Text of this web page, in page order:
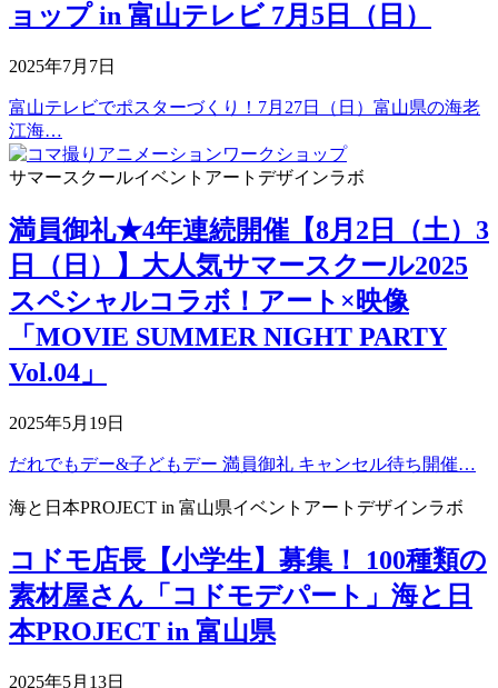
ョップ in 富山テレビ 7月5日（日）
2025年7月7日
富山テレビでポスターづくり！7月27日（日）富山県の海老
江海…
サマースクールイベント アートデザインラボ
満員御礼★4年連続開催【8月2日（土）3
日（日）】大人気サマースクール2025
スペシャルコラボ！アート×映像
「MOVIE SUMMER NIGHT PARTY
Vol.04」
2025年5月19日
だれでもデー&子どもデー 満員御礼 キャンセル待ち開催…
海と日本PROJECT in 富山県イベント アートデザインラボ
コドモ店長【小学生】募集！ 100種類の
素材屋さん「コドモデパート」海と日
本PROJECT in 富山県
2025年5月13日